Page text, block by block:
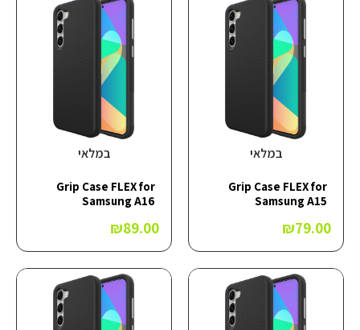
במלאי
Grip Case FLEX for
Samsung A15
₪79.00
במלאי
Grip Case FLEX for
Samsung A16
₪89.00